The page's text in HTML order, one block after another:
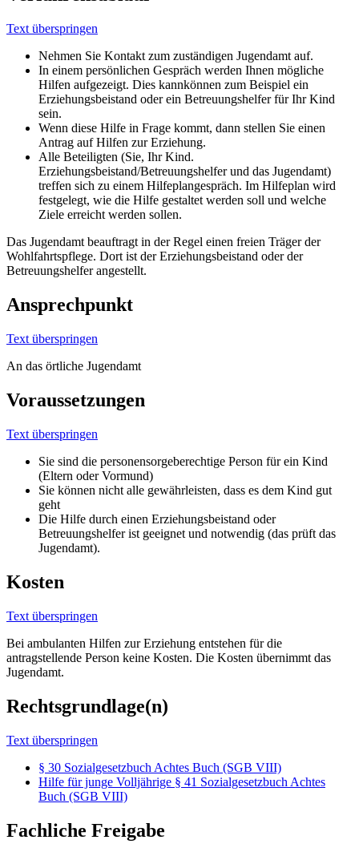
Text überspringen
Nehmen Sie Kontakt zum zuständigen Jugendamt auf.
In einem persönlichen Gespräch werden Ihnen mögliche
Hilfen aufgezeigt. Dies kannkönnen zum Beispiel ein
Erziehungsbeistand oder ein Betreuungshelfer für Ihr Kind
sein.
Wenn diese Hilfe in Frage kommt, dann stellen Sie einen
Antrag auf Hilfen zur Erziehung.
Alle Beteiligten (Sie, Ihr Kind.
Erziehungsbeistand/Betreuungshelfer und das Jugendamt)
treffen sich zu einem Hilfeplangespräch. Im Hilfeplan wird
festgelegt, wie die Hilfe gestaltet werden soll und welche
Ziele erreicht werden sollen.
Das Jugendamt beauftragt in der Regel einen freien Träger der
Wohlfahrtspflege. Dort ist der Erziehungsbeistand oder der
Betreuungshelfer angestellt.
Ansprechpunkt
Text überspringen
An das örtliche Jugendamt
Voraussetzungen
Text überspringen
Sie sind die personensorgeberechtige Person für ein Kind
(Eltern oder Vormund)
Sie können nicht alle gewährleisten, dass es dem Kind gut
geht
Die Hilfe durch einen Erziehungsbeistand oder
Betreuungshelfer ist geeignet und notwendig (das prüft das
Jugendamt).
Kosten
Text überspringen
Bei ambulanten Hilfen zur Erziehung entstehen für die
antragstellende Person keine Kosten. Die Kosten übernimmt das
Jugendamt.
Rechtsgrundlage(n)
Text überspringen
§ 30 Sozialgesetzbuch Achtes Buch (SGB VIII)
Hilfe für junge Volljährige § 41 Sozialgesetzbuch Achtes
Buch (SGB VIII)
Fachliche Freigabe